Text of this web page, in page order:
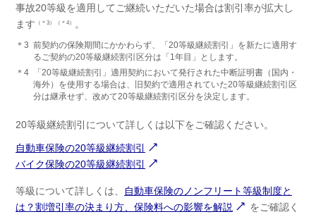
事故20等級を適用してご継続いただいた場合は割引率が拡大し
ます （＊3） （＊4） 。
＊3 前契約の保険期間にかかわらず、「20等級継続割引」を新たに適用す
るご契約の20等級継続割引区分は「1年目」とします。
＊4
「20等級継続割引」適用契約において発行された中断証明書（国内・
海外）を使用する場合は、旧契約で適用されていた20等級継続割引区
分は継承せず、改めて20等級継続割引区分を決定します。
20等級継続割引について詳しくは以下をご確認ください。
自動車保険の20等級継続割引
バイク保険の20等級継続割引
等級について詳しくは、
自動車保険のノンフリート等級制度と
は？割増引率の決まり方、保険料への影響を解説
をご確認く